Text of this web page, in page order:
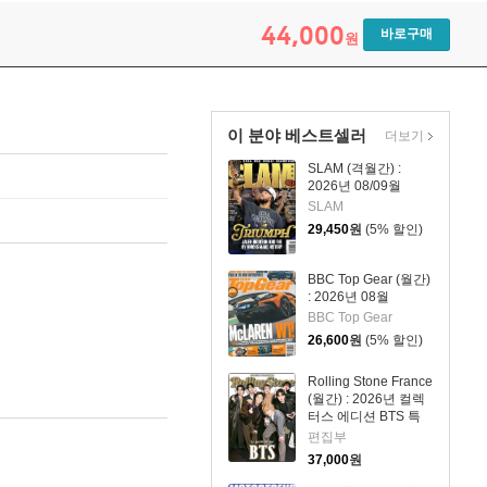
44,000원 바로구매
이 분야 베스트셀러
SLAM (격월간) :
2026년 08/09월
SLAM
29,450원 (5% 할인)
BBC Top Gear (월간)
: 2026년 08월
BBC Top Gear
26,600원 (5% 할인)
Rolling Stone France
(월간) : 2026년 컬렉
터스 에디션 BTS 특
집호 (포스터 포함)
편집부
37,000원
더보기